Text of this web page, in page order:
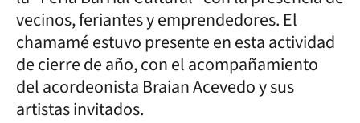
vecinos, feriantes y emprendedores. El
chamamé estuvo presente en esta actividad
de cierre de año, con el acompañamiento
del acordeonista Braian Acevedo y sus
artistas invitados.